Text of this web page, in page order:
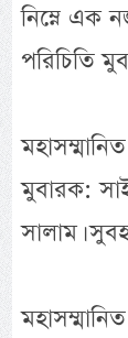
নিম্নে এক
পরিচিতি
মুবারক:
সালাম।